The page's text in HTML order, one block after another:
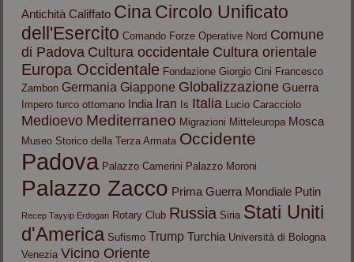
Antichità Califfato CinaCircolo Unificato
dell'Esercito Comando Forze Operative Nord Comune
di Padova Cultura occidentale Cultura orientale
Europa Occidentale Fondazione Giorgio Cini Francesco
Zambon Germania Giappone Globalizzazione Guerra
Impero turco ottomano India Iran Is Italia Lucio Caracciolo
Medioevo Mediterraneo Migrazioni Mitteleuropa Mosca
Museo Storico della Terza Armata Occidente
Padova Palazzo Camerini Palazzo Moroni
Palazzo Zacco Prima Guerra Mondiale Putin
Recep Tayyip Erdogan Rotary Club Russia Siria Stati Uniti
d'America Sufismo Trump Turchia Università di Bologna
Venezia Vicino Oriente